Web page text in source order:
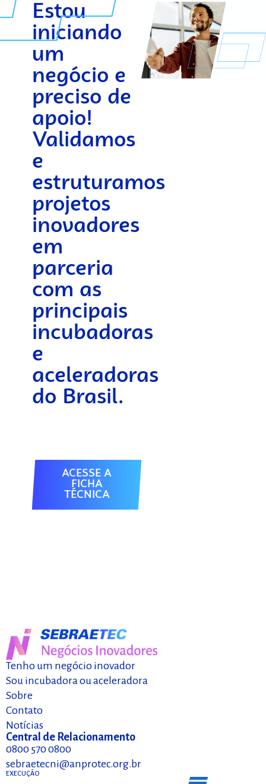
Estou
iniciando
um
negócio e
preciso de
apoio!
Validamos
e
estruturamos
projetos
inovadores
em
parceria
com as
principais
incubadoras
e
aceleradoras
do Brasil.
ACESSE A
FICHA
TÉCNICA
Tenho um negócio inovador
Sou incubadora ou aceleradora
Sobre
Contato
Notícias
Central de Relacionamento
0800 570 0800
sebraetecni@anprotec.org.br
EXECUÇÃO